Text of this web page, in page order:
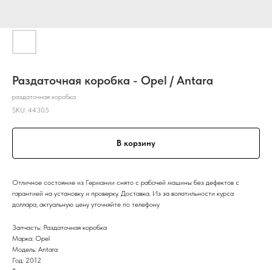
Раздаточная коробка - Opel / Antara
раздаточная коробка
SKU: 44305
В корзину
Отличное состояние из Германии снято с рабочей машины без дефектов с
гарантией на установку и проверку. Доставка. Из за волатильности курса
доллара, актуальную цену уточняйте по телефону
Запчасть: Раздаточная коробка
Марка: Opel
Модель: Antara
Год: 2012